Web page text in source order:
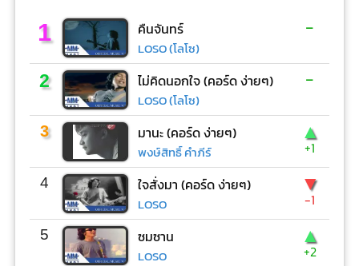
1 คืนจันทร์
LOSO (โลโซ)
-
2 ไม่คิดนอกใจ (คอร์ด ง่ายๆ)
LOSO (โลโซ)
-
3 มานะ (คอร์ด ง่ายๆ)
พงษ์สิทธิ์ คำภีร์
▲
+1
4 ใจสั่งมา (คอร์ด ง่ายๆ)
LOSO
▼
-1
5 ซมซาน
LOSO
▲
+2